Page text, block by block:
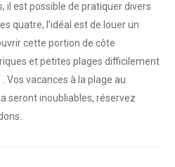
il est possible de pratiquer divers
quatre, l’idéal est de louer un
cette portion de côte
et petites plages difficilement
Vos vacances à la plage au
seront inoubliables, réservez